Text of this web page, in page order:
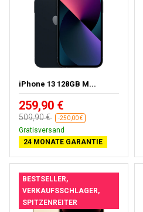
iPhone 13 128GB M...
259,90 €
509,90 € -250,00 €
Kostenloses Geschenk
24 MONATE GARANTIE
BESTSELLER,
VERKAUFSSCHLAGER,
SPITZENREITER